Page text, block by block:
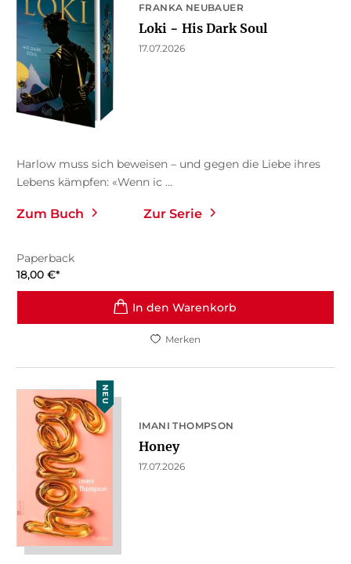
FRANKA NEUBAUER
Loki − His Dark Soul
17.07.2026
Harlow muss sich beweisen – und gegen die Liebe ihres
Lebens kämpfen: «Wenn ic ...
Zum Buch Zur Serie
Paperback
18,00 €*
In den Warenkorb
Merken
NEU
IMANI THOMPSON
Honey
17.07.2026